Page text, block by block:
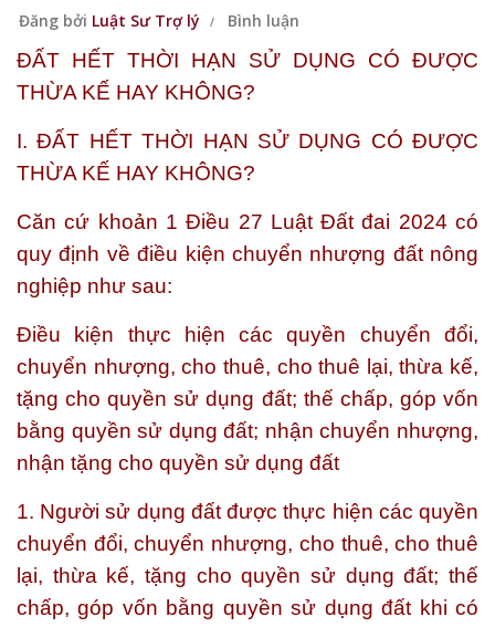
Đăng bởi Luật Sư Trợ lý Bình luận
ĐẤT HẾT THỜI HẠN SỬ DỤNG CÓ ĐƯỢC
THỪA KẾ HAY KHÔNG?
I. ĐẤT HẾT THỜI HẠN SỬ DỤNG CÓ ĐƯỢC
THỪA KẾ HAY KHÔNG?
Căn cứ khoản 1 Điều 27 Luật Đất đai 2024 có
quy định về điều kiện chuyển nhượng đất nông
nghiệp như sau:
Điều kiện thực hiện các quyền chuyển đổi,
chuyển nhượng, cho thuê, cho thuê lại, thừa kế,
tặng cho quyền sử dụng đất; thế chấp, góp vốn
bằng quyền sử dụng đất; nhận chuyển nhượng,
nhận tặng cho quyền sử dụng đất
1. Người sử dụng đất được thực hiện các quyền
chuyển đổi, chuyển nhượng, cho thuê, cho thuê
lại, thừa kế, tặng cho quyền sử dụng đất; thế
chấp, góp vốn bằng quyền sử dụng đất khi có